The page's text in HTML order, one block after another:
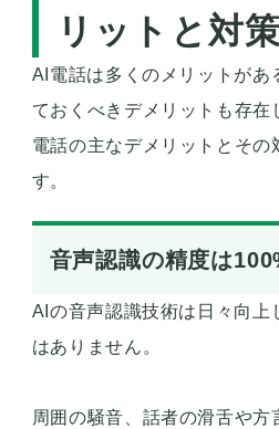
リットと対策
AI電話は多くのメリットがあ
ておくべきデメリットも存在
電話の主なデメリットとその
す。
音声認識の精度は
AIの音声認識技術は日々向上
はありません。
周囲の騒音、話者の滑舌や